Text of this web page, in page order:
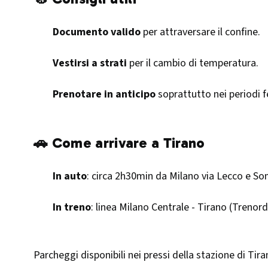
Documento valido per attraversare il confine.
Vestirsi a strati per il cambio di temperatura.
Prenotare in anticiposoprattutto nei periodi
🚗 Come arrivare a Tirano
In auto: circa 2h30min da Milano via Lecco e
In treno: linea Milano Centrale - Tirano
Parcheggi disponibili nei pressi della stazione di